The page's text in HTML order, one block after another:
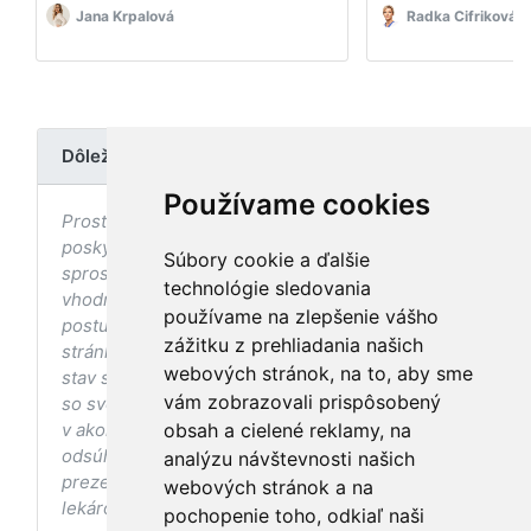
Používame cookies
Súbory cookie a ďalšie
technológie sledovania
používame na zlepšenie vášho
zážitku z prehliadania našich
webových stránok, na to, aby sme
vám zobrazovali prispôsobený
obsah a cielené reklamy, na
analýzu návštevnosti našich
webových stránok a na
pochopenie toho, odkiaľ naši
Jana Krpalová Radka Cifriková
Dôležité upozornenie
Prostredníctvom stránky nedochádza k
poskytovaniu zdravotnej starostlivosti, ani k jej
sprostredkovaniu, ani k jej nahrádzaniu. O
vhodných postupoch v oblasti zdravia, vhodnosti
postupov a odporúčaní prezentovaných na
stránke s ohľadom na Váš zdravotný
stav sa pred ich aplikáciou vždy vopred poraďte
so svojím ošetrujúcim lekárom, a to najmä ak ste
v akomkoľvek štádiu tehotenstva. Bez
odsúhlasenia postupov a odporúčaní
prezentovaných na stránke Vaším ošetrujúcim
lekárom tieto postupy a odporúčania neaplikujte.